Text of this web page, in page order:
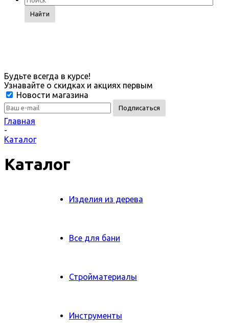
Найти
Будьте всегда в курсе!
Узнавайте о скидках и акциях первым
Новости магазина
Главная
-
Каталог
Каталог
Изделия из дерева
Все для бани
Стройматериалы
Инструменты